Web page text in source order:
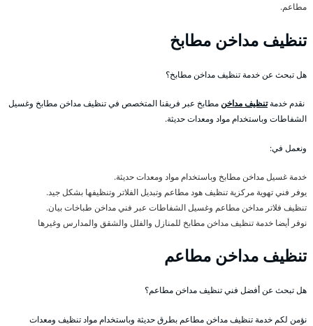
مطاعم.
تنظيف مداخن مطابخ
هل تبحث عن خدمة تنظيف مداخن مطابخ؟
نقدم خدمةتنظيف مداخنمطابخ عبر فريقنا المتخصص في تنظيف مداخن مطابخ وغسيل
الشفاطات وباستخدام مواد ومعدات حديثة.
ونعمل في:
خدمة غسيل مداخن مطابخ وباستخدام مواد ومعدات حديثة.
يوفر فني تهوية مركزية تنظيف هود مطاعم وتبديل الفلاتر وتنظيفها بشكل جيد.
تنظيف فلاتر مداخن مطاعم وغسيل الشفاطات عبر فني مداخن طباخات بيان.
نوفر أيضا خدمة تنظيف مداخن مطابخ للمنازل والفلل والشقق والمدارس وغيرها
تنظيف مداخن مطاعم
هل تبحث عن أفضل فني تنظيف مداخن مطاعم؟
نؤمن لكم خدمة تنظيف مداخن مطاعم بطرق حديثة وباستخدام مواد تنظيف ومعدات